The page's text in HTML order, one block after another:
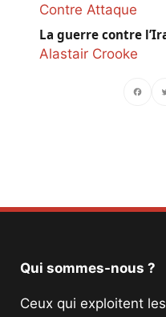
Contre Attaque
La guerre contre
Alastair Crooke
Qui sommes-nous ?
Ceux qui exploitent